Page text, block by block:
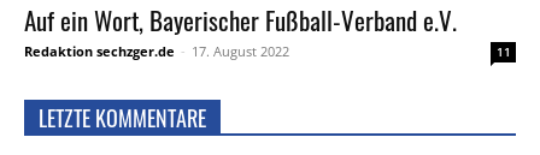
Auf ein Wort, Bayerischer Fußball-Verband e.V.
Redaktion sechzger.de - 17. August 2022 11
LETZTE KOMMENTARE